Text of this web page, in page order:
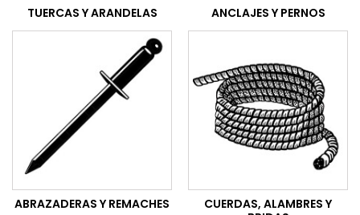
TUERCAS Y ARANDELAS ANCLAJES Y PERNOS
ABRAZADERAS Y REMACHES
CUERDAS, ALAMBRES Y